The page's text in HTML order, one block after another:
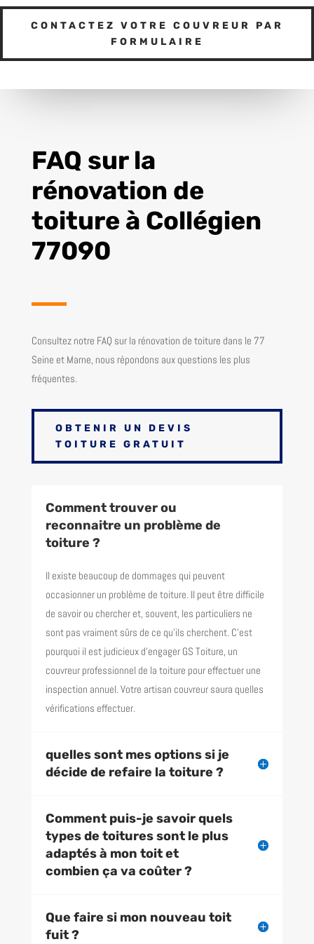
CONTACTEZ VOTRE COUVREUR PAR
FORMULAIRE
FAQ sur la
rénovation de
toiture à Collégien
77090
Consultez notre FAQ sur la rénovation de toiture dans le 77
Seine et Marne, nous répondons aux questions les plus
fréquentes.
OBTENIR UN DEVIS
TOITURE GRATUIT
Comment trouver ou
reconnaitre un problème de
toiture ?
Il existe beaucoup de dommages qui peuvent
occasionner un problème de toiture. Il peut être difficile
de savoir ou chercher et, souvent, les particuliers ne
sont pas vraiment sûrs de ce qu’ils cherchent. C’est
pourquoi il est judicieux d’engager GS Toiture, un
couvreur professionnel de la toiture pour effectuer une
inspection annuel. Votre artisan couvreur saura quelles
vérifications effectuer.
quelles sont mes options si je
décide de refaire la toiture ?
Comment puis-je savoir quels
types de toitures sont le plus
adaptés à mon toit et
combien ça va coûter ?
Que faire si mon nouveau toit
fuit ?